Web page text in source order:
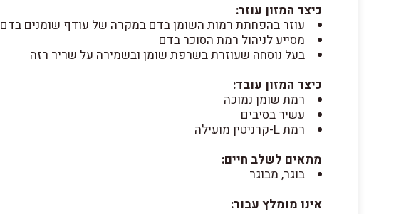
כיצד המזון עוזר:
עוזר בהפחתת רמות השומן בדם במקרה של עודף שומנים בדם
מסייע לניהול רמת הסוכר בדם
בעל נוסחה שעוזרת בשרפת שומן ובשמירה על שריר רזה
כיצד המזון עובד:
רמת שומן נמוכה
עשיר בסיבים
רמת L-קרניטין מועילה
מתאים לשלב חיים:
בוגר, מבוגר
אינו מומלץ עבור: